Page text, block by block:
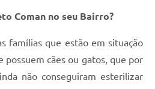
Coman no seu Bairro?
famílias que estão em situação
possuem cães ou gatos, que por
não conseguiram esterilizar